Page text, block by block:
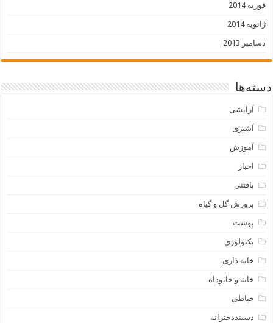
فوریه 2014
ژانویه 2014
دسامبر 2013
دسته‌ها
آرایشی
آشپزی
آموزش
اخبار
بافتنی
پرورش گل و گیاه
پوست
تکنولوژی
خانه داری
خانه و خانوداه
خیاطی
دسبنددخترانه